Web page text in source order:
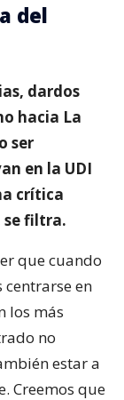
del
dardos
hacia La
ser
en la UDI
crítica
se filtra.
que cuando
en
los más
no
estar a
Creemos que